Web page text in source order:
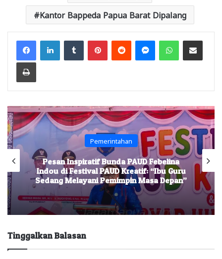
Kantor Bappeda Papua Barat Dipalang
FacebookLinkedInTumblr PinterestReddit MessengerWhatsAppShare via Email
Print
Pemerintahan
Pesan Inspiratif Bunda PAUD Febelina
Indou di Festival PAUD Kreatif: “Ibu Guru
Sedang Melayani Pemimpin Masa Depan”
Tinggalkan Balasan